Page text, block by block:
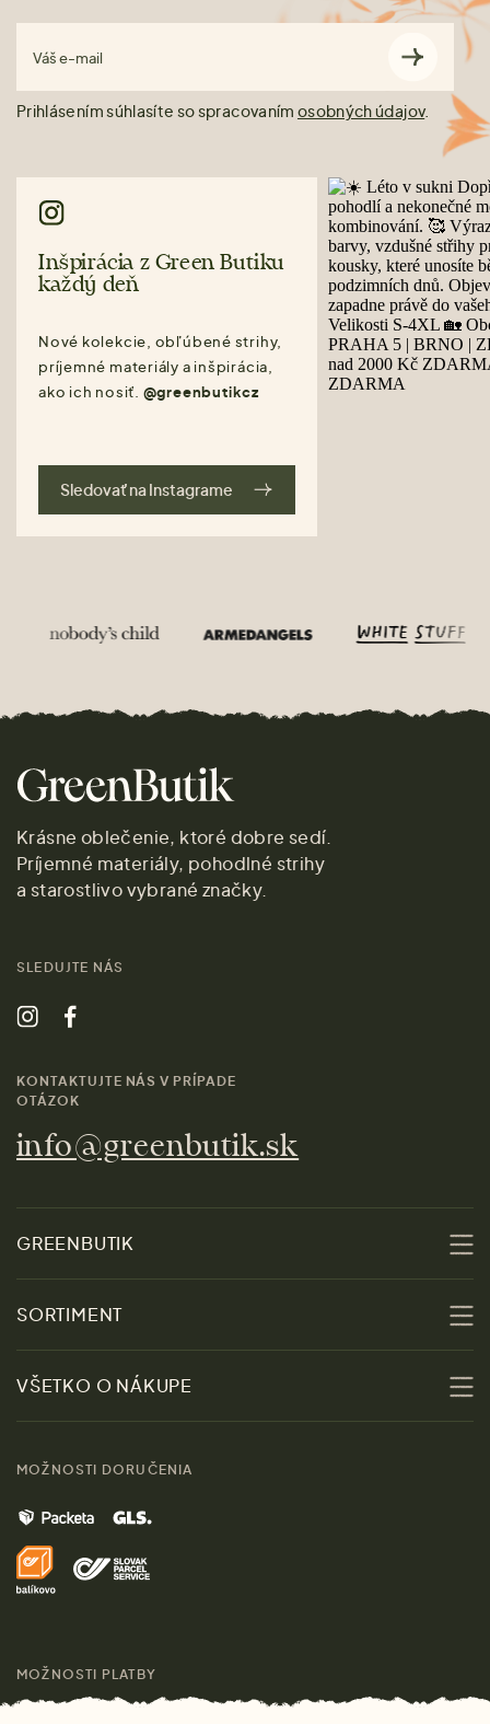
Váš e-mail
Prihlásením súhlasíte so spracovaním osobných údajov.
Inšpirácia z Green Butiku
každý deň
Nové kolekcie, obľúbené strihy,
príjemné materiály a inšpirácia,
ako ich nosiť. @greenbutikcz
Sledovať na Instagrame
Krásne oblečenie, ktoré dobre sedí.
Príjemné materiály, pohodlné strihy
a starostlivo vybrané značky.
SLEDUJTE NÁS
KONTAKTUJTE NÁS V PRÍPADE
OTÁZOK
info@greenbutik.sk
GREENBUTIK
Udržateľnosť
Kontakt
Značky
Pre médiá
SORTIMENT
Zľavy
Ženy
Muži
Domov
Darčeky
VŠETKO O NÁKUPE
Doprava a platba
MOŽNOSTI DORUČENIA
MOŽNOSTI PLATBY